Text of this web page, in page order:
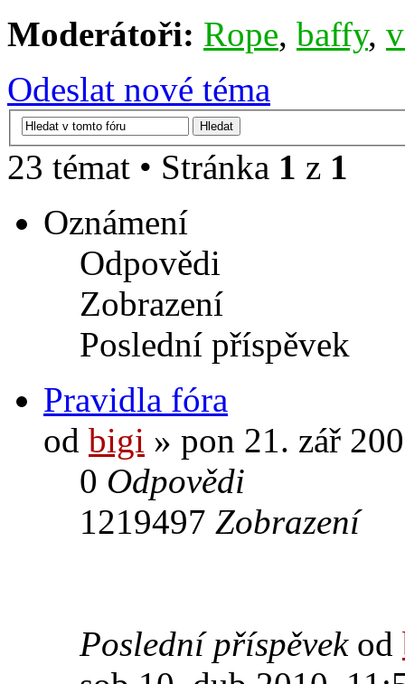
Moderátoři: Rope, baffy,
Odeslat nové téma
23 témat • Stránka 1 z 1
Oznámení
Odpovědi
Zobrazení
Poslední příspěvek
Pravidla fóra
od bigi » pon 21. zář
0 Odpovědi
1219497 Zobrazení
Poslední příspěvek od